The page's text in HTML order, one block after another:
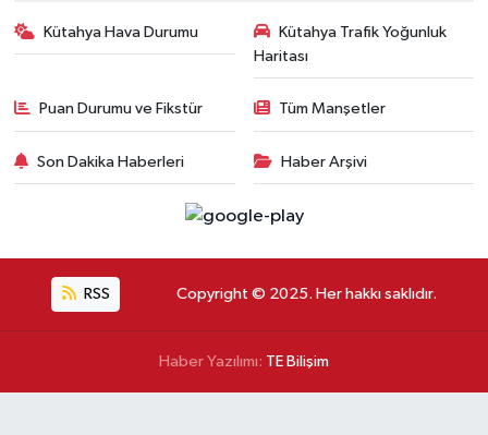
Kütahya Hava Durumu
Kütahya Trafik Yoğunluk
Haritası
Puan Durumu ve Fikstür Tüm Manşetler
Son Dakika Haberleri Haber Arşivi
RSS Copyright © 2025. Her hakkı saklıdır.
Haber Yazılımı: TE Bilişim